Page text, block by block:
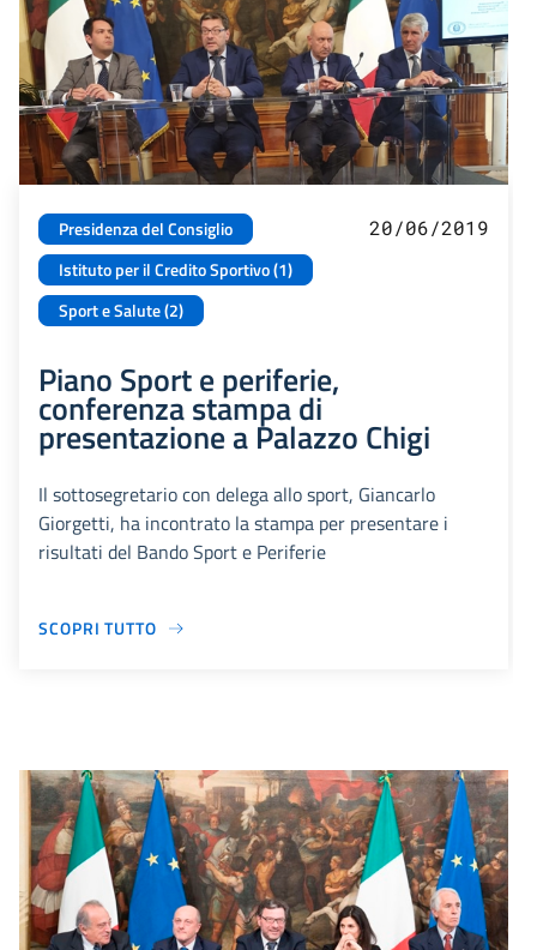
Presidenza del Consiglio
Istituto per il Credito Sportivo (1)
Sport e Salute (2)
20/06/2019
Piano Sport e periferie,
conferenza stampa di
presentazione a Palazzo Chigi
Il sottosegretario con delega allo sport, Giancarlo
Giorgetti, ha incontrato la stampa per presentare i
risultati del Bando Sport e Periferie
SCOPRI TUTTO